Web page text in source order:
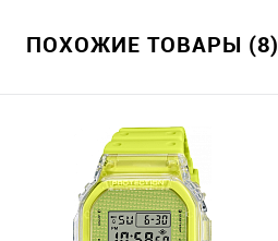
ПОХОЖИЕ ТОВАРЫ (8)